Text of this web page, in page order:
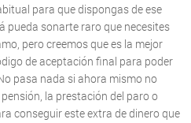
para que dispongas de ese
pueda sonarte raro que necesites
pero creemos que es la mejor
de aceptación final para poder
pasa nada si ahora mismo no
la prestación del paro o
conseguir este extra de dinero que